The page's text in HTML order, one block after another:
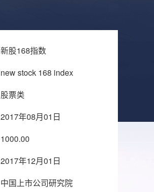
新股168指数
new stock 168 index
股票类
2017年08月01日
1000.00
2017年12月01日
中国上市公司研究院